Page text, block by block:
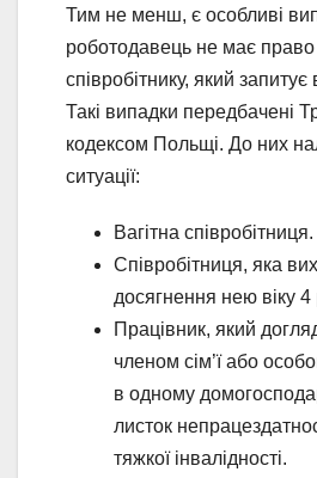
Тим не менш, є особливі
роботодавець не має право
співробітнику, який
Такі випадки передбачені
кодексом Польщі. До них
ситуації:
Вагітна співробітниця.
Співробітниця, яка
досягнення нею віку 4
Працівник, який
членом сім’ї або
в одному
листок
тяжкої інвалідності.